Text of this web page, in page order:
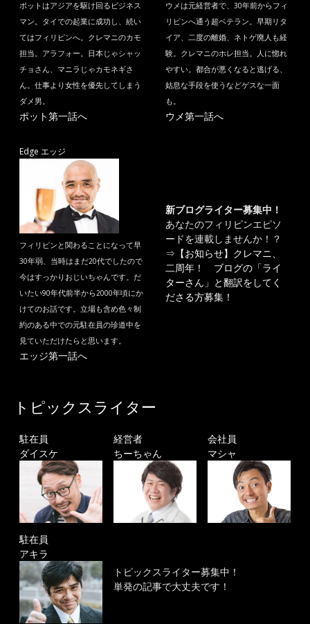
ポットはアジアを駆け回るビジネス
マン。タイでの起業に成功し、続い
てはフィリピンへ。クレマニのカモ
担当。アラフォー。日本じゃシャッ
チョさん、マニラじゃカモネギさ
ん。仕事より女性を優先してしまう
ダメ男。
ポット第一話へ
ウメは元経営者で、30年前からフィ
リピンへ通う超ベテラン。早期リタ
イア、二度の離婚、ネトゲ廃人も経
験。クレマニのホレ担当。人に惚れ
やすい。都合が悪くなると逃げる、
姑息な手段を使うなどゲスな一面
も。
ウメ第一話へ
Edge エッジ
フィリピンと関わることになって早
30年弱、当時はまだ20代でしたので
今はすっかりおじいちゃんです。だ
いたい90年代前半から2000年頃にか
けてのお話です。立場も含め色々制
約のある中での元駐在員の珍道中を
見ていただけたらと思います。
エッジ第一話へ
新ブログライター募集中！
あなたのフィリピンエピソ
ードを連載しませんか！？
⇒ 【お知らせ】クレマニ、
二周年！ ブログの「ライ
ターさん」と翻訳をしてく
ださる方募集！
トピックスライター
駐在員
ダイスケ
経営者
ちーちゃん
会社員
マシャ
駐在員
アキラ
トピックスライター募集中！
単発の記事で大丈夫です！